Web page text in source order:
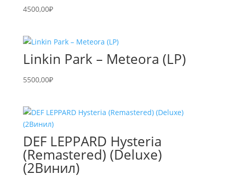
4500,00₽
Linkin Park – Meteora (LP)
5500,00₽
DEF LEPPARD Hysteria
(Remastered) (Deluxe)
(2Винил)